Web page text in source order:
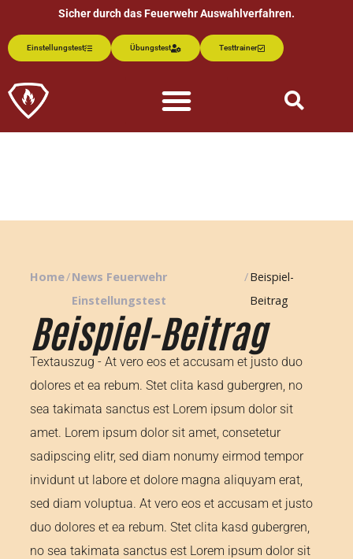
Sicher durch das Feuerwehr Auswahlverfahren.
Einstellungstest Übungstest Testtrainer
Home/News Feuerwehr
Einstellungstest
/Beispiel-
Beitrag
Beispiel-Beitrag
Textauszug - At vero eos et accusam et justo duo
dolores et ea rebum. Stet clita kasd gubergren, no
sea takimata sanctus est Lorem ipsum dolor sit
amet. Lorem ipsum dolor sit amet, consetetur
sadipscing elitr, sed diam nonumy eirmod tempor
invidunt ut labore et dolore magna aliquyam erat,
sed diam voluptua. At vero eos et accusam et justo
duo dolores et ea rebum. Stet clita kasd gubergren,
no sea takimata sanctus est Lorem ipsum dolor sit